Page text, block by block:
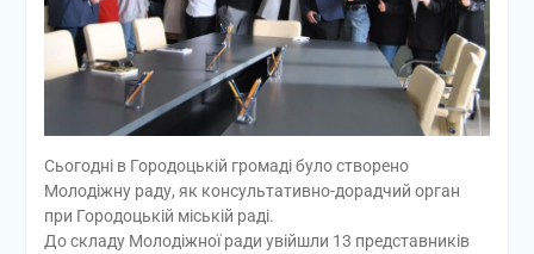
Сьогодні в Городоцькій громаді було створено
Молодіжну раду, як консультативно-дорадчий орган
при Городоцькій міській раді.
До складу Молодіжної ради увійшли 13 представників